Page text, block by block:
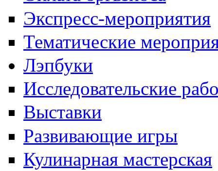
Экспресс-мероприятия
Тематические
Лэпбуки
Исследовательские
Выставки
Развивающие игры
Кулинарная мастерская